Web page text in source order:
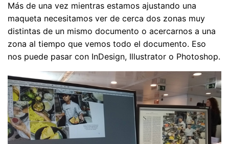
Más de una vez mientras estamos ajustando una
maqueta necesitamos ver de cerca dos zonas muy
distintas de un mismo documento o acercarnos a una
zona al tiempo que vemos todo el documento. Eso
nos puede pasar con InDesign, Illustrator o Photoshop.